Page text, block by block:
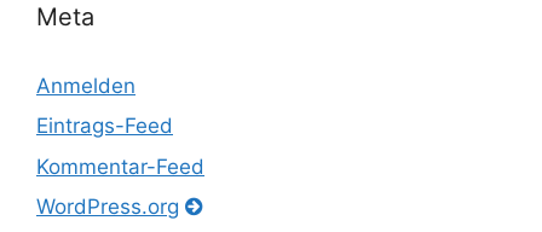
Meta
Anmelden
Eintrags-Feed
Kommentar-Feed
WordPress.org